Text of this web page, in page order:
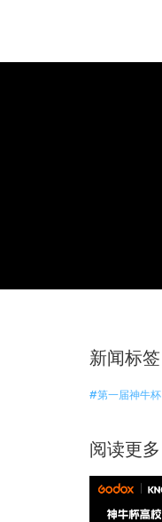
新闻标签
#第一届神牛杯
阅读更多